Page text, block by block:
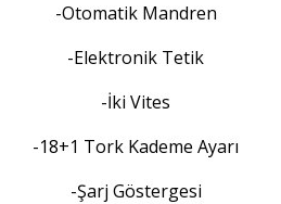
-Otomatik Mandren
-Elektronik Tetik
-İki Vites
-18+1 Tork Kademe Ayarı
-Şarj Göstergesi